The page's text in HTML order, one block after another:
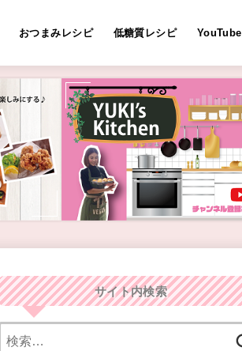
おつまみレシピ 低糖質レシピ YouTube
サイト内検索